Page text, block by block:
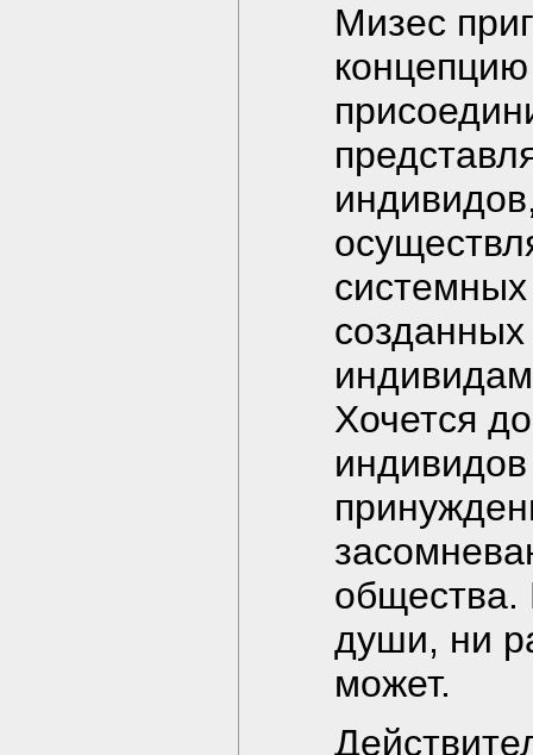
Мизес
Хочется
общества.
души, ни
может.